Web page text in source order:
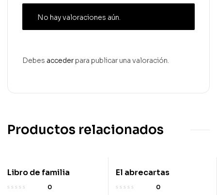
No hay valoraciones aún.
Debes acceder para publicar una valoración.
Productos relacionados
Libro de familia
0
El abrecartas
0